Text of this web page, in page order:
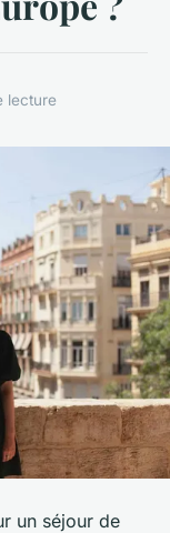
lecture
un séjour de